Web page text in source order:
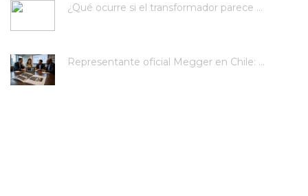
¿Qué ocurre si el transformador parece ...
Representante oficial Megger en Chile: ...